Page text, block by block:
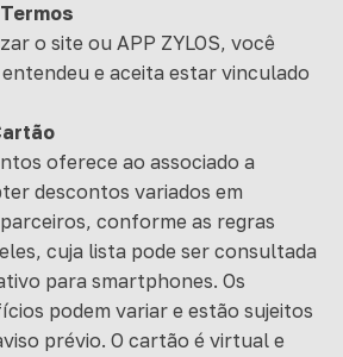
o site ou APP ZYLOS, você
e aceita estar vinculado
oferece ao associado a
descontos variados em
conforme as regras
cuja lista pode ser consultada
para smartphones. Os
podem variar e estão sujeitos
prévio. O cartão é virtual e